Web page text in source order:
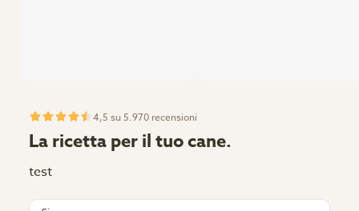
4,5 su 5.970 recensioni
La ricetta per il tuo cane.
test